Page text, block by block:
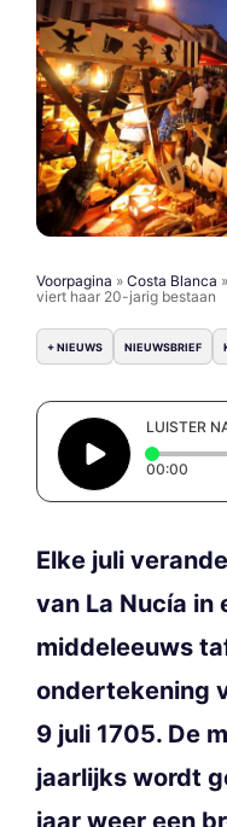
Voorpagina » Costa Blanca »
viert haar 20-jarig bestaan
+ NIEUWS NIEUWSBRIEF
LUISTER
00:00
Elke juli
van La Nucía in
middeleeuws
ondertekening
9 juli 1705. De
jaarlijks wordt